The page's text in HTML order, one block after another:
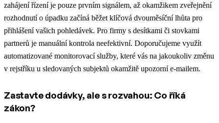
zahájení řízení je pouze prvním signálem, až okamžikem zveřejnění
rozhodnutí o úpadku začíná běžet klíčová dvouměsíční lhůta pro
přihlášení vašich pohledávek. Pro firmy s desítkami či stovkami
partnerů je manuální kontrola neefektivní. Doporučujeme využít
automatizované monitorovací služby, které vás na jakoukoliv změnu
v rejstříku u sledovaných subjektů okamžitě upozorní e-mailem.
Zastavte dodávky, ale s rozvahou: Co říká
zákon?